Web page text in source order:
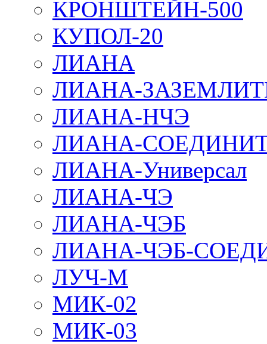
КРОНШТЕЙН-500
КУПОЛ-20
ЛИАНА
ЛИАНА-
ЛИАНА-НЧЭ
ЛИАНА-
ЛИАНА-Универсал
ЛИАНА-ЧЭ
ЛИАНА-ЧЭБ
ЛИАНА-ЧЭБ-
ЛУЧ-М
МИК-02
МИК-03